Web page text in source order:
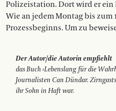
Polizeistation. Dort wird er
Wie an jedem Montag bis zum
Prozessbeginns. Um zu
Der Autor/die Autorin empfiehlt
das Buch ›Lebenslang für die
Journalisten Can Dündar.
ihr Sohn in Haft war.